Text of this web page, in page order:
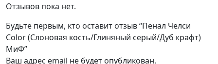
Отзывов пока нет.
Будьте первым, кто оставит отзыв “Пенал Челси
Color (Слоновая кость/Глиняный серый/Дуб крафт)
МиФ”
Ваш адрес email не будет опубликован.